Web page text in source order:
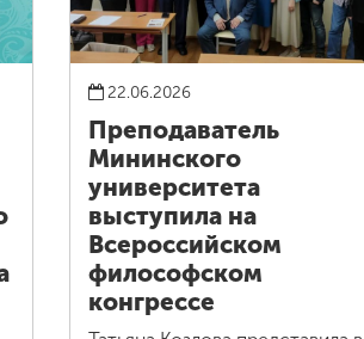
22.06.2026
Преподаватель
Мининского
университета
выступила на
Всероссийском
философском
конгрессе